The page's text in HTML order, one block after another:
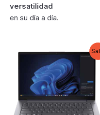
versatilidad
en su día a día.